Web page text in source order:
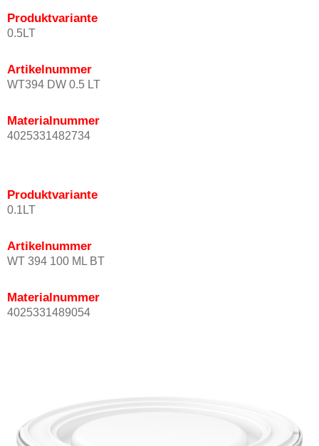
Produktvariante
0.5LT
Artikelnummer
WT394 DW 0.5 LT
Materialnummer
4025331482734
Produktvariante
0.1LT
Artikelnummer
WT 394 100 ML BT
Materialnummer
4025331489054